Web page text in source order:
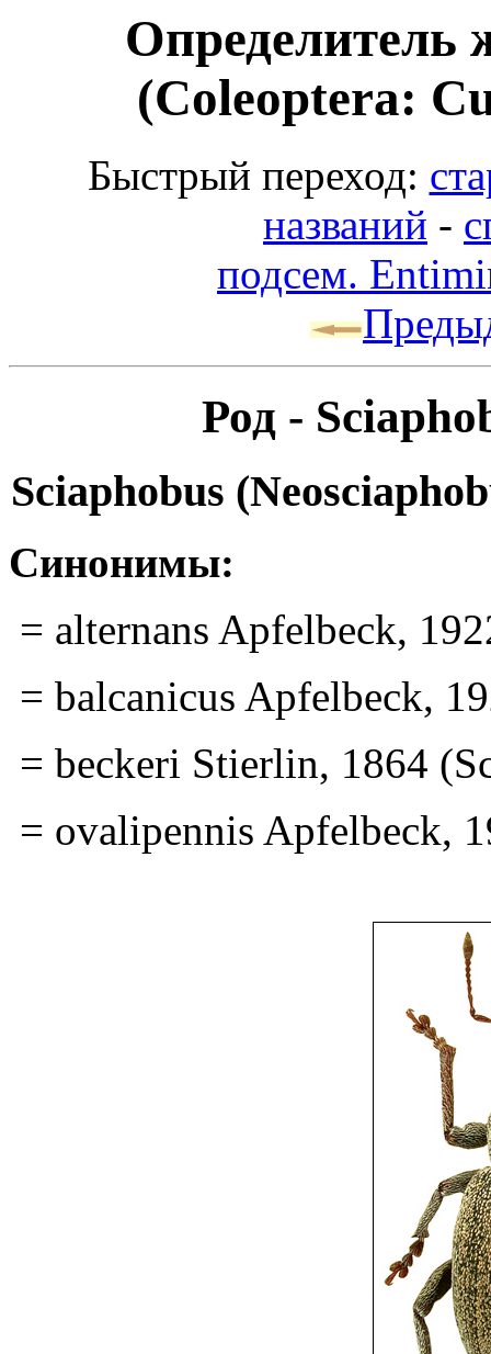
Определитель
(Coleoptera:
Быстрый переход:
названий -
подсем.
Род -
Sciaphobus
Синонимы:
= alternans Apfelbeck,
= balcanicus Apfelbeck,
= beckeri Stierlin, 1864
= ovalipennis Apfelbeck,